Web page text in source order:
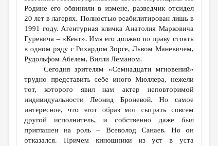
Родине его обвинили в измене, разведчик отсидел
20 лет в лагерях. Полностью реабилитирован лишь в
1991 году. Агентурная кличка Анатолия Марковича
Гуревича – «Кент». Имя его должно по праву стоять
в одном ряду с Рихардом Зорге, Львом Маневичем,
Рудольфом Абелем, Вилли Леманом.
Сегодня зрителям «Семнадцати мгновений»
трудно представить себе иного Мюллера, нежели
тот, которого явил нам актер неповторимой
индивидуальности Леонид Броневой. Но самое
интересное, что этот образ мог сыграть совсем
другой исполнитель, и собственно даже был
приглашен на роль – Всеволод Санаев. Но он
отказался. Причем киношники из уст в уста